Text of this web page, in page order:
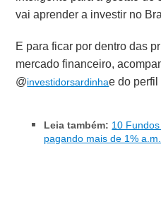
vai aprender a investir no
E para ficar por dentro das
mercado financeiro,
@investidorsardinhae do
Leia também: 10
pagando mais de 1% a.m.